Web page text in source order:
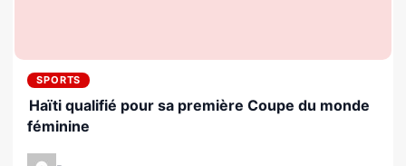
SPORTS
Haïti qualifié pour sa première Coupe du monde
féminine